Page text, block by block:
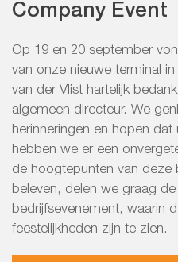
Company Event
Op 19 en 20 september
van onze nieuwe terminal
van der Vlist hartelijk
algemeen directeur. We
herinneringen en hopen
hebben we er een
de hoogtepunten van deze
beleven, delen we graag
bedrijfsevenement, waarin
feestelijkheden zijn te zien.